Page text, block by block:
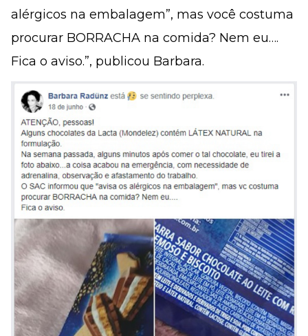
alérgicos na embalagem”, mas você costuma
procurar BORRACHA na comida? Nem eu….
Fica o aviso.”, publicou Barbara.